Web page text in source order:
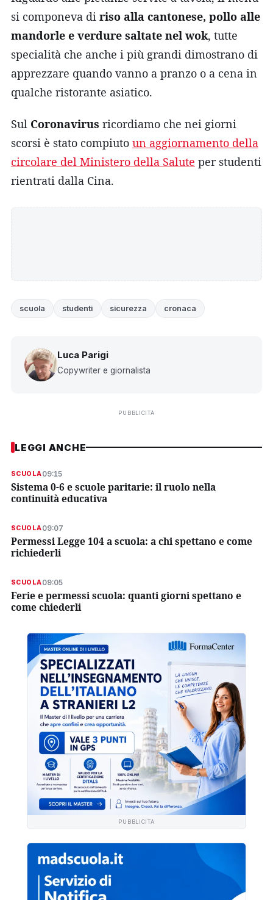
si componeva di riso alla cantonese, pollo alle
mandorle e verdure saltate nel wok, tutte
specialità che anche i più grandi dimostrano di
apprezzare quando vanno a pranzo o a cena in
qualche ristorante asiatico.
Sul Coronavirus ricordiamo che nei giorni
scorsi è stato compiuto un aggiornamento della
circolare del Ministero della Salute per studenti
rientrati dalla Cina.
scuola studenti sicurezza cronaca
Luca Parigi
Copywriter e giornalista
PUBBLICITÀ
LEGGI ANCHE
SCUOLA09:15
Sistema 0-6 e scuole paritarie: il ruolo nella
continuità educativa
SCUOLA09:07
Permessi Legge 104 a scuola: a chi spettano e come
richiederli
SCUOLA09:05
Ferie e permessi scuola: quanti giorni spettano e
come chiederli
PUBBLICITÀ